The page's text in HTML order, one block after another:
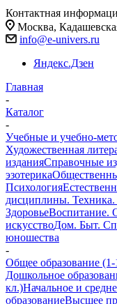
Контактная
Москва,
info@e-univers.ru
Яндекс.Дзен
Главная
-
Каталог
-
Учебные и учебно-
Художественная
изданияСправочные
эзотерика
Психология
дисциплины. Техника.
ЗдоровьеВоспитание.
искусствоДом. Быт.
юношества
-
Общее образование (1-
Дошкольное
кл.)Начальное и
образованиеВысшее